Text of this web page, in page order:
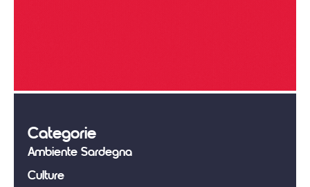
Categorie
Ambiente Sardegna
Culture